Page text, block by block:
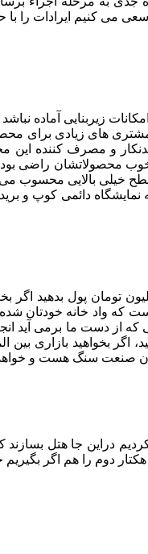
زیربنایی آماده
های زیادی برای
و مصرف کننده این
اینجا اره های خارجی نداشته باشند. ما سال گذشته
که واد خانه خودتان
از دست ما برمی آید
اگر بخواهید بازاری
صنعت سنگ هست و
دراین جا هتل